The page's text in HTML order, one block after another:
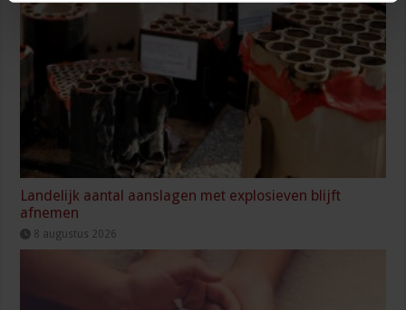
Landelijk aantal aanslagen met explosieven blijft
afnemen
8 augustus 2026